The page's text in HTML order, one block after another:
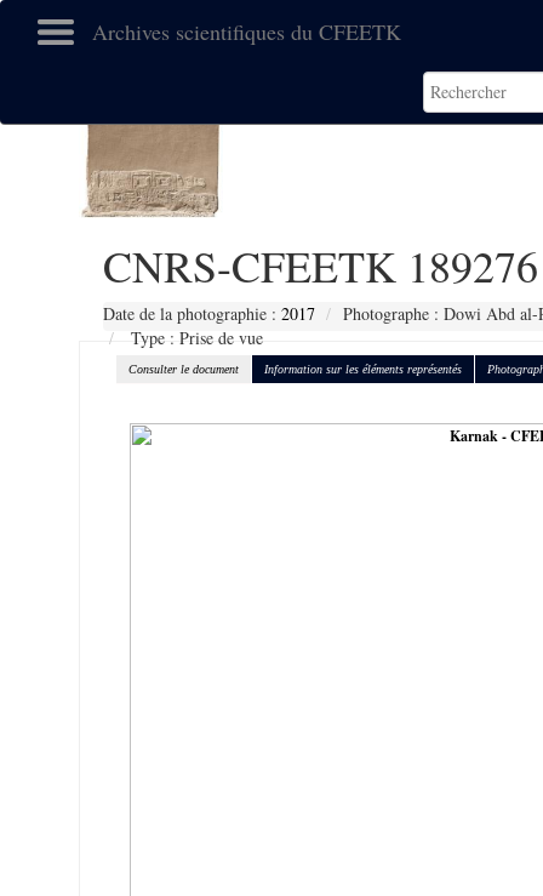
Archives scientifiques du CFEETK
CNRS-CFEETK 189276
Date de la photographie : 2017
Photographe : Dowi Abd
Type : Prise de vue
Consulter le document Information sur les éléments représentés